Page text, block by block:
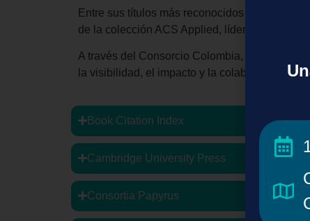
Entre sus títulos más reconocidos se
de la colección ACS Applied, líder en
A través del Consorcio Colombia, su
la visibilidad, el impacto y la colaboración
Book Citation Index
Cambridge University Press
Consortia Papyrus